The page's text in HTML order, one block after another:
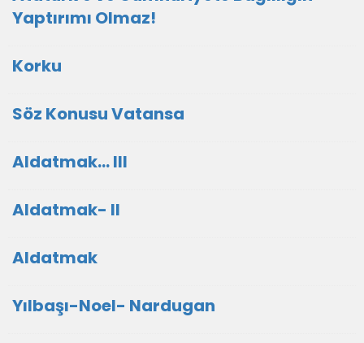
Yaptırımı Olmaz!
Korku
Söz Konusu Vatansa
Aldatmak... III
Aldatmak- II
Aldatmak
Yılbaşı-Noel- Nardugan